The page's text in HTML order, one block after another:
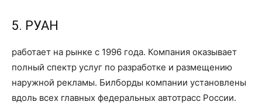
5. РУАН
работает на рынке с 1996 года. Компания оказывает
полный спектр услуг по разработке и размещению
наружной рекламы. Билборды компании установлены
вдоль всех главных федеральных автотрасс России.